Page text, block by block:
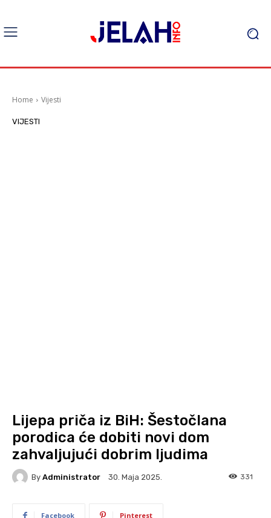
Home Vijesti
VIJESTI
Lijepa priča iz BiH: Šestočlana
porodica će dobiti novi dom
zahvaljujući dobrim ljudima
By Administrator 30. Maja 2025. 331
Facebook Pinterest